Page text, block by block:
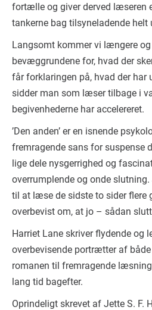
fortælle og giver derved læseren
tankerne bag tilsyneladende helt
Langsomt kommer vi længere
bevæggrundene for, hvad der
får forklaringen på, hvad der har
sidder man som læser tilbage i
begivenhederne har accelereret.
’Den anden’ er en isnende
fremragende sans for suspense
lige dele nysgerrighed og
overrumplende og onde
til at læse de sidste to sider flere
overbevist om, at jo – sådan
Harriet Lane skriver flydende og
overbevisende portrætter af
romanen til fremragende
lang tid bagefter.
Oprindeligt skrevet af Jette S. F.